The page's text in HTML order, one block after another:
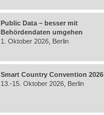
Public Data – besser mit
Behördendaten umgehen
1. Oktober 2026, Berlin
Smart Country Convention 2026
13.-15. Oktober 2026, Berlin